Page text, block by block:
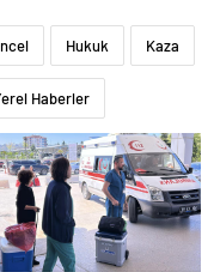
Hukuk Kaza
Haberler